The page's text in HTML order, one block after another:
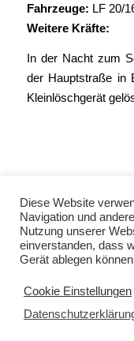
Fahrzeuge: LF 20/
Weitere Kräfte:
In der Nacht zum
der Hauptstraße in
Kleinlöschgerät
© Copyright 2021 -
EN / TUR / FRA / RUS
Diese Website
Navigation und
Nutzung unserer
einverstanden, dass
Gerät ablegen
Cookie Einstellungen